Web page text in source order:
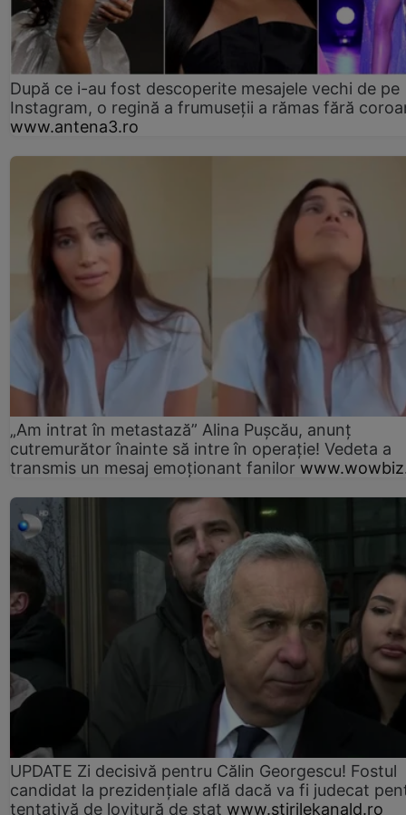
După ce i-au fost descoperite mesajele vechi de pe
Instagram, o regină a frumuseții a rămas fără
www.antena3.ro
„Am intrat în metastază” Alina Pușcău, anunț
cutremurător înainte să intre în operație! Vedeta a
transmis un mesaj emoționant fanilor
UPDATE Zi decisivă pentru Călin Georgescu! Fostul
candidat la prezidențiale află dacă va fi judecat
tentativă de lovitură de stat www.stirilekanald.ro